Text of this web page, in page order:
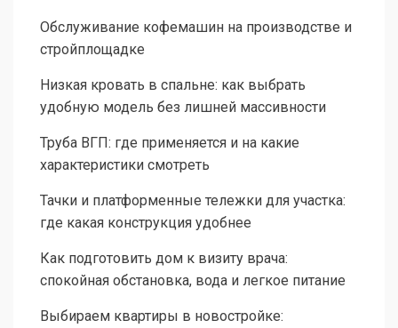
Обслуживание кофемашин на производстве и
стройплощадке
Низкая кровать в спальне: как выбрать
удобную модель без лишней массивности
Труба ВГП: где применяется и на какие
характеристики смотреть
Тачки и платформенные тележки для участка:
где какая конструкция удобнее
Как подготовить дом к визиту врача:
спокойная обстановка, вода и легкое питание
Выбираем квартиры в новостройке: